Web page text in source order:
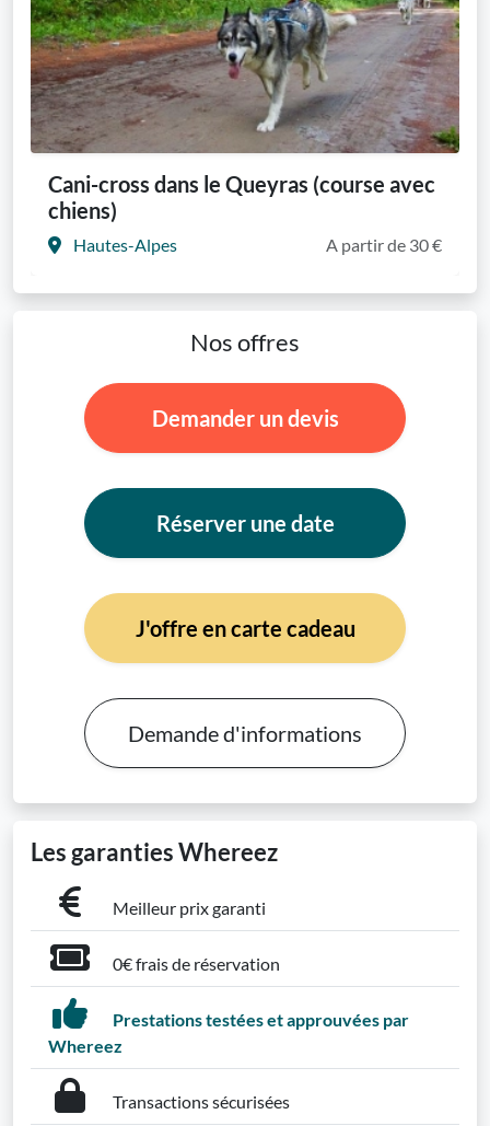
Cani-cross dans le Queyras (course avec
chiens)
Hautes-Alpes A partir de 30 €
Nos offres
Demander un devis
Réserver une date
J'offre en carte cadeau
Demande d'informations
Les garanties Whereez
Meilleur prix garanti
0€ frais de réservation
Prestations testées et approuvées par
Whereez
Transactions sécurisées